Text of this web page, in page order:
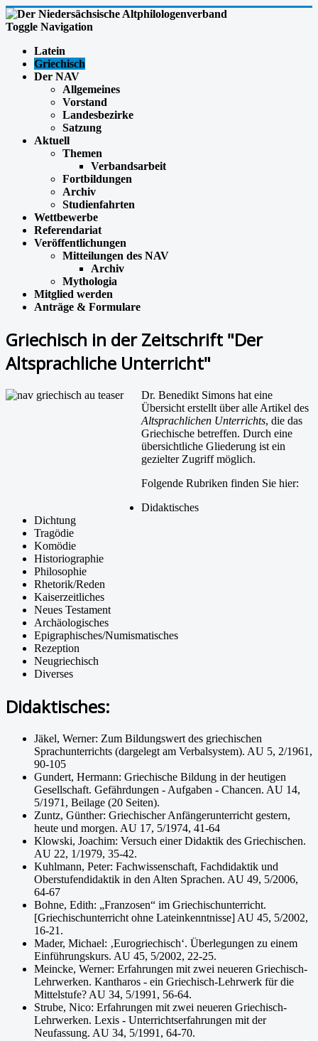
Toggle Navigation
Latein
Griechisch
Der NAV
Allgemeines
Vorstand
Landesbezirke
Satzung
Aktuell
Themen
Verbandsarbeit
Fortbildungen
Archiv
Studienfahrten
Wettbewerbe
Referendariat
Veröffentlichungen
Mitteilungen des NAV
Archiv
Mythologia
Mitglied werden
Anträge & Formulare
Griechisch in der Zeitschrift "Der
Altsprachliche Unterricht"
Dr. Benedikt Simons hat eine
Übersicht erstellt über alle Artikel des
Altsprachlichen Unterrichts, die das
Griechische betreffen. Durch eine
übersichtliche Gliederung ist ein
gezielter Zugriff möglich.
Folgende Rubriken finden Sie hier:
Didaktisches
Dichtung
Tragödie
Komödie
Historiographie
Philosophie
Rhetorik/Reden
Kaiserzeitliches
Neues Testament
Archäologisches
Epigraphisches/Numismatisches
Rezeption
Neugriechisch
Diverses
Didaktisches:
Jäkel, Werner: Zum Bildungswert des griechischen
Sprachunterrichts (dargelegt am Verbalsystem). AU 5, 2/1961,
90-105
Gundert, Hermann: Griechische Bildung in der heutigen
Gesellschaft. Gefährdungen - Aufgaben - Chancen. AU 14,
5/1971, Beilage (20 Seiten).
Zuntz, Günther: Griechischer Anfängerunterricht gestern,
heute und morgen. AU 17, 5/1974, 41-64
Klowski, Joachim: Versuch einer Didaktik des Griechischen.
AU 22, 1/1979, 35-42.
Kuhlmann, Peter: Fachwissenschaft, Fachdidaktik und
Oberstufendidaktik in den Alten Sprachen. AU 49, 5/2006,
64-67
Bohne, Edith: „Franzosen“ im Griechischunterricht.
[Griechischunterricht ohne Lateinkenntnisse] AU 45, 5/2002,
16-21.
Mader, Michael: ‚Eurogriechisch‘. Überlegungen zu einem
Einführungskurs. AU 45, 5/2002, 22-25.
Meincke, Werner: Erfahrungen mit zwei neueren Griechisch-
Lehrwerken. Kantharos - ein Griechisch-Lehrwerk für die
Mittelstufe? AU 34, 5/1991, 56-64.
Strube, Nico: Erfahrungen mit zwei neueren Griechisch-
Lehrwerken. Lexis - Unterrichtserfahrungen mit der
Neufassung. AU 34, 5/1991, 64-70.